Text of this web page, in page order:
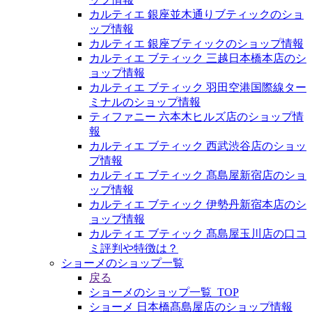
カルティエ 銀座並木通りブティックのショ
ップ情報
カルティエ 銀座ブティックのショップ情報
カルティエ ブティック 三越日本橋本店のシ
ョップ情報
カルティエ ブティック 羽田空港国際線ター
ミナルのショップ情報
ティファニー 六本木ヒルズ店のショップ情
報
カルティエ ブティック 西武渋谷店のショッ
プ情報
カルティエ ブティック 髙島屋新宿店のショ
ップ情報
カルティエ ブティック 伊勢丹新宿本店のシ
ョップ情報
カルティエ ブティック 髙島屋玉川店の口コ
ミ評判や特徴は？
ショーメのショップ一覧
戻る
ショーメのショップ一覧_TOP
ショーメ 日本橋髙島屋店のショップ情報